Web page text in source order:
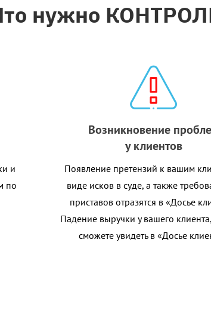
нужно
и
по
Возникновение
у клиентов
Появление претензий к вашим
виде исков в суде, а также
приставов отразятся в «Досье
Падение выручки у вашего
сможете увидеть в «Досье